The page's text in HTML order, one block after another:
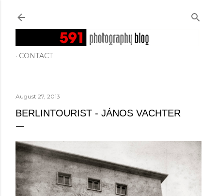
CONTACT
August 27, 2013
BERLINTOURIST - JÁNOS VACHTER